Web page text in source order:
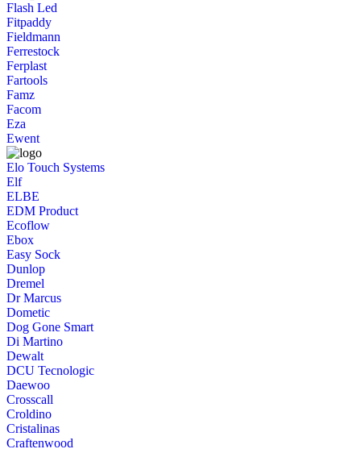
Flash Led
Fitpaddy
Fieldmann
Ferrestock
Ferplast
Fartools
Famz
Facom
Eza
Ewent
Elo Touch Systems
Elf
ELBE
EDM Product
Ecoflow
Ebox
Easy Sock
Dunlop
Dremel
Dr Marcus
Dometic
Dog Gone Smart
Di Martino
Dewalt
DCU Tecnologic
Daewoo
Crosscall
Croldino
Cristalinas
Craftenwood